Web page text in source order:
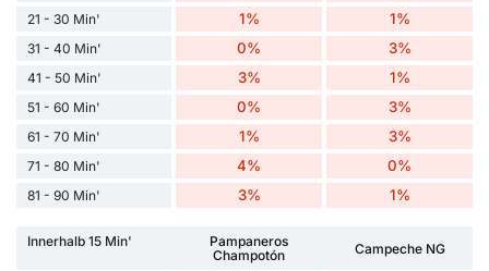
21 - 30 Min' 1% 1%
31 - 40 Min' 0% 3%
41 - 50 Min' 3% 1%
51 - 60 Min' 0% 3%
61 - 70 Min' 1% 3%
71 - 80 Min' 4% 0%
81 - 90 Min' 3% 1%
Innerhalb 15 Min'
Pampaneros
Champotón
Campeche NG